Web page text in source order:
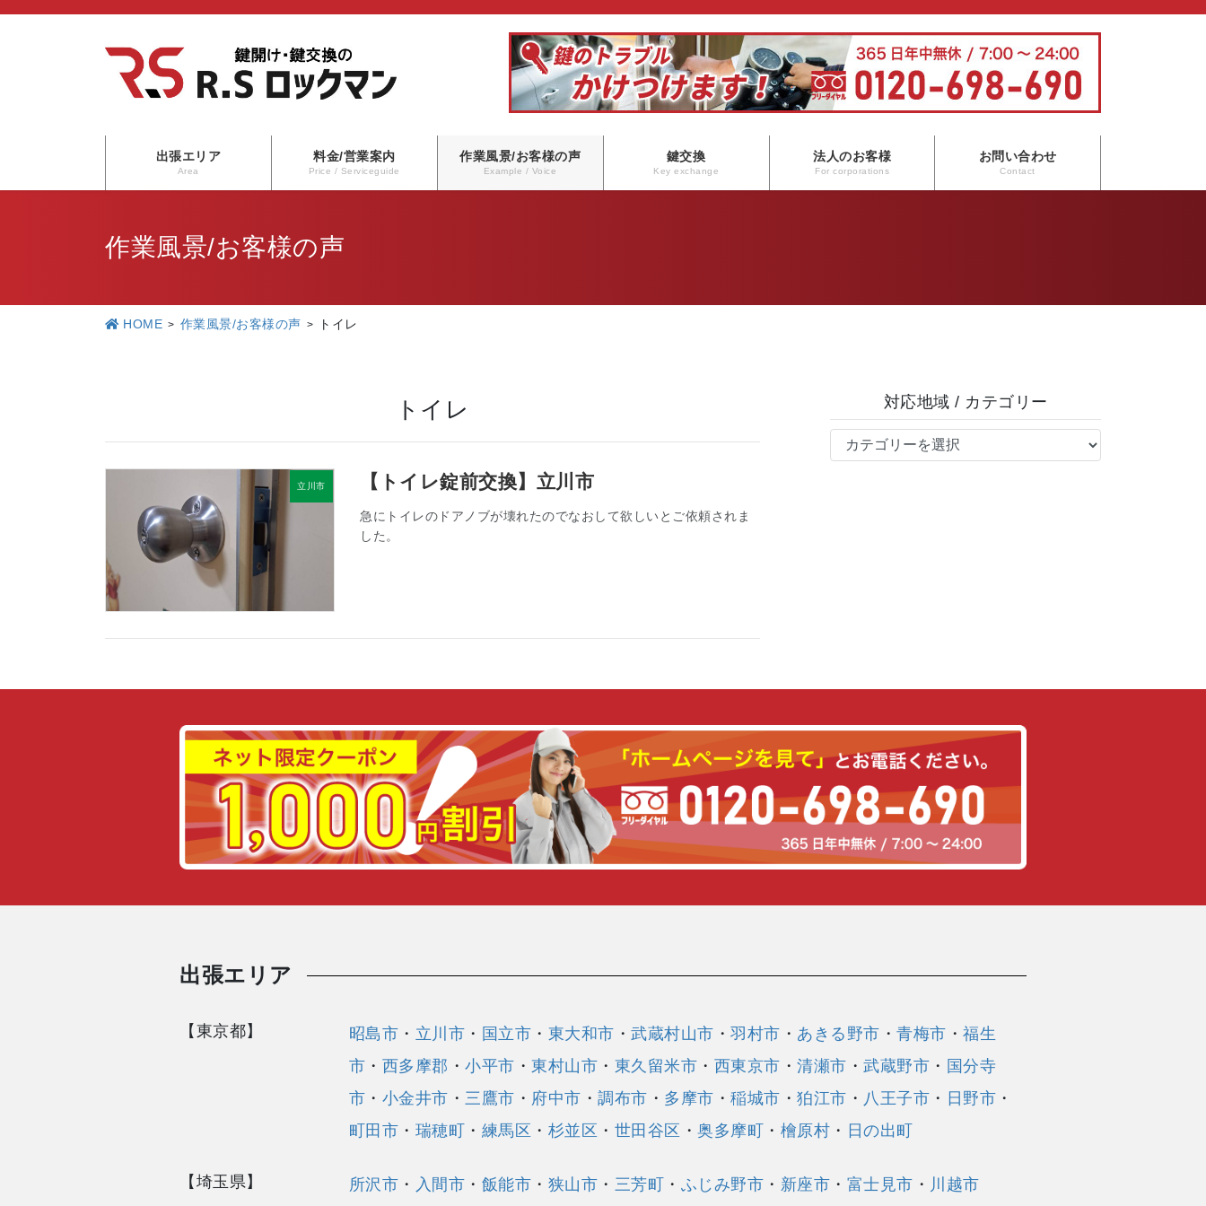
コ
ナ
出張エリア
Area
料金/営業案内
Price / Serviceguide
作業風景/お客様の声
Example / Voice
鍵交換
Key exchange
法人のお客様
For corporations
お問い合わせ
Contact
作業風景/お客様の声
HOME 作業風景/お客様の声 トイレ
トイレ
立川市 【トイレ錠前交換】立川市
急にトイレのドアノブが壊れたのでなおして欲しいとご依頼されま
した。
対応地域 / カテゴリー
出張エリア
【東京都】 昭島市 ・ 立川市 ・ 国立市 ・ 東大和市 ・武蔵村山市 ・羽村市 ・ あきる野市 ・青梅市 ・福生
市 ・ 西多摩郡 ・小平市 ・東村山市 ・ 東久留米市 ・ 西東京市 ・清瀬市 ・武蔵野市 ・ 国分寺
市 ・ 小金井市 ・三鷹市 ・ 府中市 ・調布市 ・ 多摩市 ・稲城市 ・狛江市 ・ 八王子市 ・ 日野市 ・
町田市 ・ 瑞穂町 ・ 練馬区 ・ 杉並区 ・ 世田谷区 ・奥多摩町 ・ 檜原村 ・ 日の出町
【埼玉県】 所沢市 ・ 入間市 ・ 飯能市 ・ 狭山市 ・ 三芳町 ・ ふじみ野市 ・ 新座市 ・ 富士見市 ・ 川越市